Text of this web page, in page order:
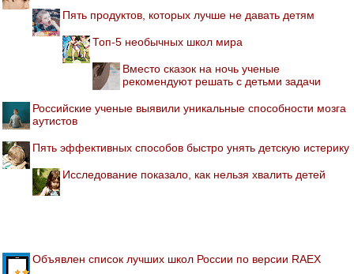
Пять продуктов, которых лучше не давать детям
Топ-5 необычных школ мира
Вместо сказок на ночь ученые
рекомендуют решать с детьми задачи
Российские ученые выявили уникальные способности мозга
аутистов
Пять эффективных способов быстро унять детскую истерику
Исследование показало, как нельзя хвалить детей
Объявлен список лучших школ России по версии RAEX